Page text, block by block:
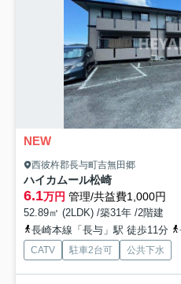
NEW
西彼杵郡長与町吉無田郷
ハイカムール松崎
6.1万円 管理/共益費1,000円
52.89㎡ (2LDK) /築31年 /2階建
長崎本線「長与」駅 徒歩11分
CATV 駐車2台可 公共下水